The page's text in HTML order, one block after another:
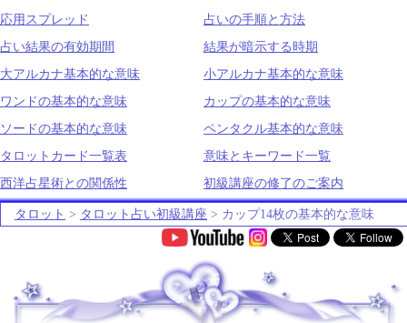
応用スプレッド
占いの手順と方法
占い結果の有効期間
結果が暗示する時期
大アルカナ基本的な意味
小アルカナ基本的な意味
ワンドの基本的な意味
カップの基本的な意味
ソードの基本的な意味
ペンタクル基本的な意味
タロットカード一覧表
意味とキーワード一覧
西洋占星術との関係性
初級講座の修了のご案内
タロット > タロット占い初級講座 > カップ14枚の基本的な意味
.